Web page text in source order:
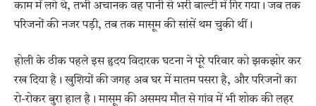
काम में लगे थे, तभी अचानक वह पानी से भरी बाल्टी में गिर गया। जब तक
परिजनों की नजर पड़ी, तब तक मासूम की सांसें थम चुकी थीं।
होली के ठीक पहले इस हृदय विदारक घटना ने पूरे परिवार को झकझोर कर
रख दिया है। खुशियों की जगह अब घर में मातम पसरा है, और परिजनों का
रो-रोकर बुरा हाल है। मासूम की असमय मौत से गांव में भी शोक की लहर